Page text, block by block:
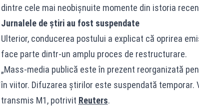
dintre cele mai neobișnuite momente din istoria
Jurnalele de știri au fost suspendate
Ulterior, conducerea postului a explicat că oprirea
face parte dintr-un amplu proces de restructurare.
„Mass-media publică este în prezent reorganizată
în viitor. Difuzarea ştirilor este suspendată temporar.
transmis M1, potrivit Reuters.